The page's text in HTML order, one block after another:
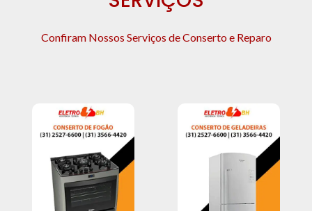
Confiram Nossos Serviços de Conserto e Reparo